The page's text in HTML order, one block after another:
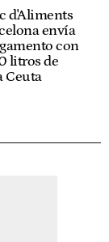
d'Aliments
envía
con
litros de
Ceuta